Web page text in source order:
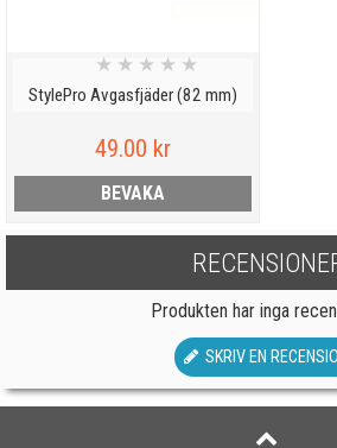
StylePro Avgasfjäder (82 mm)
★ ★ ★ ★ ★
49.00 kr
BEVAKA
Produkten har inga
SKRIV EN